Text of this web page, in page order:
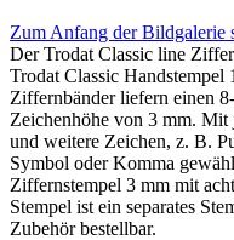
Zum Anfang der Bildgalerie
Der Trodat Classic line
Trodat Classic Handstempel
Ziffernbänder liefern einen
Zeichenhöhe von 3 mm.
und weitere Zeichen, z. B.
Symbol oder Komma
Ziffernstempel 3 mm mit
Stempel ist ein separates
Zubehör bestellbar.